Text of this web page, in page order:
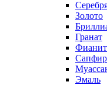
Золото
Гранат
Сапфир
Эмаль